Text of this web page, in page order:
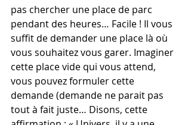
pas chercher une place de parc
pendant des heures… Facile ! Il vous
suffit de demander une place là où
vous souhaitez vous garer. Imaginer
cette place vide qui vous attend,
vous pouvez formuler cette
demande (demande ne parait pas
tout à fait juste… Disons, cette